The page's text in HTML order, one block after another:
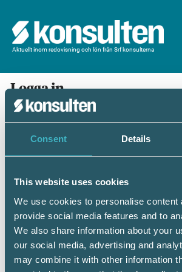
Consent Details
This website uses cookies
We use cookies to personalise content
provide social media features and to
We also share information about your
our social media, advertising and
may combine it with other information
Aktuellt inom redovisning och lön från Srf konsulterna
Logga in
En prenumeration ingår för dig som
medlem/ansluten till Srf
med BankID eller samma lösenord
Mobilt BankID
Personnummer